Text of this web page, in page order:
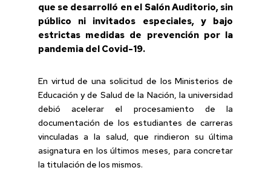
que se desarrolló en el Salón Auditorio, sin
público ni invitados especiales, y bajo
estrictas medidas de prevención por la
pandemia del Covid-19.
En virtud de una solicitud de los Ministerios de
Educación y de Salud de la Nación, la universidad
debió acelerar el procesamiento de la
documentación de los estudiantes de carreras
vinculadas a la salud, que rindieron su última
asignatura en los últimos meses, para concretar
la titulación de los mismos.